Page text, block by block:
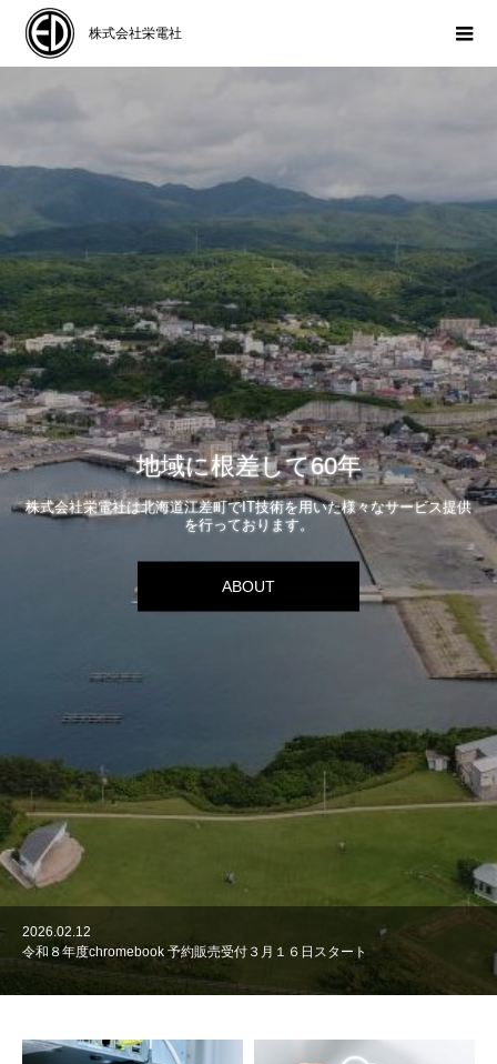
株式会社栄電社
地域に根差して60年
株式会社栄電社は北海道江差町でIT技術を用いた様々なサービス提供
を行っております。
ABOUT
2026.02.12
令和８年度chromebook 予約販売受付３月１６日スタート
2024.03.11
令和６年度chromebook 予約販売受付３月１８日スタート
2023.03.7
chromebook 予約販売３月１７日スタート